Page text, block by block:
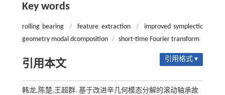
Key words
rolling bearing / feature extraction /
improved symplectic
geometry modal dcomposition / short-time Fourier transform
引用本文 引用格式 ▾
韩龙,陈楚,王超群. 基于改进辛几何模态分解的滚动轴承故